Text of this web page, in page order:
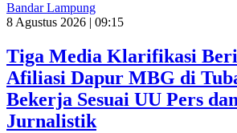
Bandar Lampung
8 Agustus 2026 | 09:15
Tiga Media Klarifikasi
Afiliasi Dapur MBG di
Bekerja Sesuai UU Pers
Jurnalistik